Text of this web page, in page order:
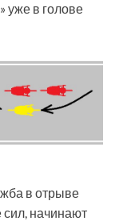
уже в голове
в отрыве
сил, начинают